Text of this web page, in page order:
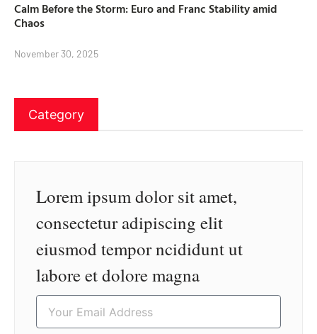
Calm Before the Storm: Euro and Franc Stability amid
Chaos
November 30, 2025
Category
Lorem ipsum dolor sit amet,
consectetur adipiscing elit
eiusmod tempor ncididunt ut
labore et dolore magna